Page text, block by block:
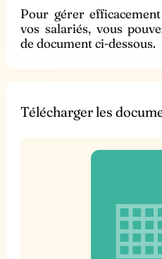
Pour gérer
vos salariés, vous
de document ci-dessous.
Télécharger les